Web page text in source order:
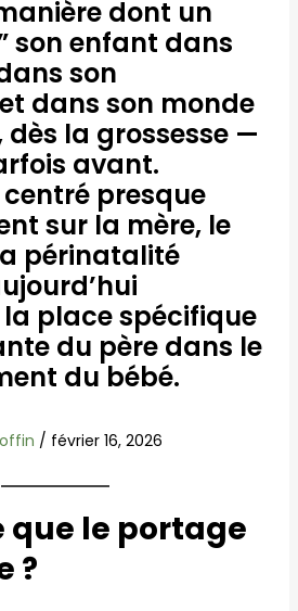
dont un
son enfant dans
son
dans son monde
la grossesse —
avant.
presque
sur la mère, le
périnatalité
place spécifique
du père dans le
du bébé.
/ février 16, 2026
que le portage
?